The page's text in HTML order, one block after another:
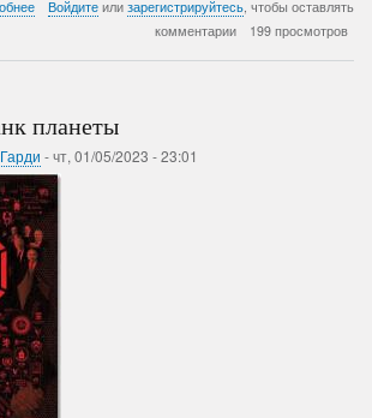
смерти!
Войдите или зарегистрируйтесь, чтобы оставлять
комментарии
199 просмотров
планеты
-чт, 01/05/2023 - 23:01